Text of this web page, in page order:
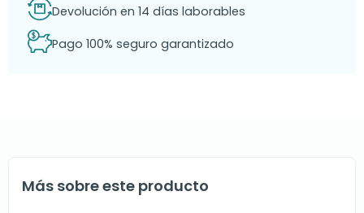
Devolución en 14 días laborables
Pago 100% seguro garantizado
Más sobre este producto